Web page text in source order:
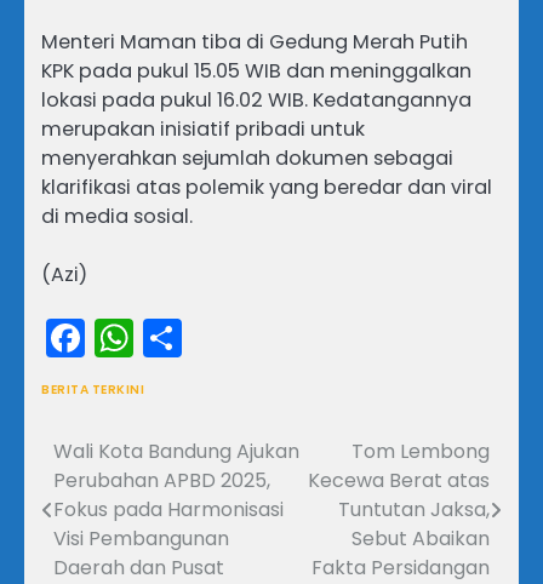
Menteri Maman tiba di Gedung Merah Putih
KPK pada pukul 15.05 WIB dan meninggalkan
lokasi pada pukul 16.02 WIB. Kedatangannya
merupakan inisiatif pribadi untuk
menyerahkan sejumlah dokumen sebagai
klarifikasi atas polemik yang beredar dan viral
di media sosial.
(Azi)
Facebook
WhatsApp
BERITA TERKINI
Navigasi
pos
Wali Kota Bandung Ajukan
Perubahan APBD 2025,
Fokus pada Harmonisasi
Visi Pembangunan
Daerah dan Pusat
Tom Lembong
Kecewa Berat atas
Tuntutan Jaksa,
Sebut Abaikan
Fakta Persidangan